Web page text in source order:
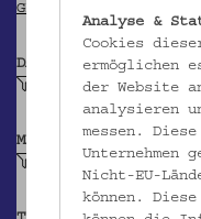
GEONAMES
DATIERUNG
Vor 1993
MATERIAL
Analyse &
Cookies
ermöglichen
der Website
analysieren
messen.
Nicht-EU-
können.